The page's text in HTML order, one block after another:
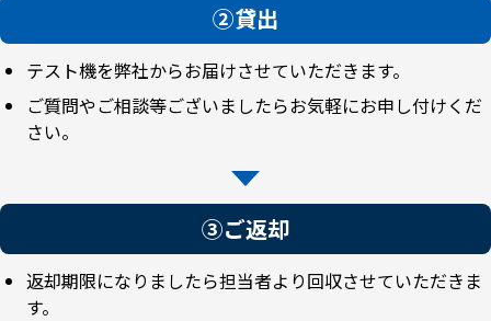
②貸出
テスト機を弊社からお届けさせていただきます。
ご質問やご相談等ございましたらお気軽にお申し付けくだ
さい。
③ご返却
返却期限になりましたら担当者より回収させていただきま
す。